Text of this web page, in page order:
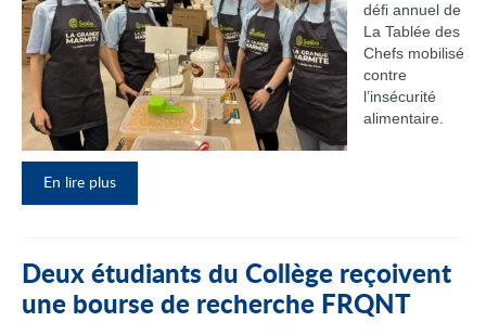
défi annuel de
La Tablée des
Chefs mobilisé
contre
l’insécurité
alimentaire.
En lire plus
Deux étudiants du Collège reçoivent
une bourse de recherche FRQNT